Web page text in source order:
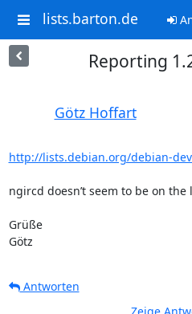
lists.barton.de
Reporting
Götz Hoffart
http://lists.debian.org/debian-
ngircd doesn’t seem to be on the
Grüße
Götz
Antworten